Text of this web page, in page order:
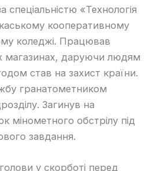
спеціальністю «Технологія
кооперативному
коледжі. Працював
магазинах, даруючи людям
став на захист країни.
гранатометником
Загинув на
мінометного обстрілу під
завдання.
у скорботі перед